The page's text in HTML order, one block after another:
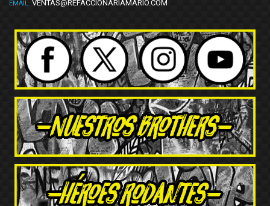
EMAIL: VENTAS@REFACCIONARIAMARIO.COM